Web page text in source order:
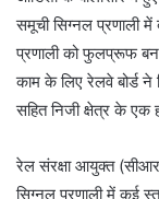
समूची सिग्नल प्रणाली
प्रणाली को फुलप्रूफ
काम के लिए रेलवे बोर्ड ने
सहित निजी क्षेत्र के एक
रेल संरक्षा आयुक्त
सिग्नल प्रणाली में कई